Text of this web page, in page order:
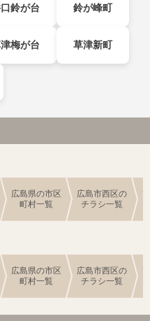
鈴が台 鈴が峰町
梅が台 草津新町
広島県の市区
町村一覧
広島市西区の
チラシ一覧
広島県の市区
町村一覧
広島市西区の
チラシ一覧